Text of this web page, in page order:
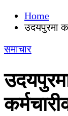
Home
उदयपुरमा
समाचार